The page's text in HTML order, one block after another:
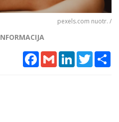
pexels.com nuotr. /
Facebook
Gmail LinkedInTwitter